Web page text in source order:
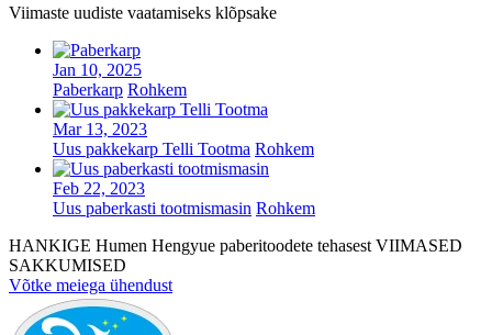
Viimaste uudiste vaatamiseks klõpsake
Jan 10, 2025
Paberkarp Rohkem
Mar 13, 2023
Uus pakkekarp Telli Tootma Rohkem
Feb 22, 2023
Uus paberkasti tootmismasin Rohkem
HANKIGE Humen Hengyue paberitoodete tehasest VIIMASED
SAKKUMISED
Võtke meiega ühendust